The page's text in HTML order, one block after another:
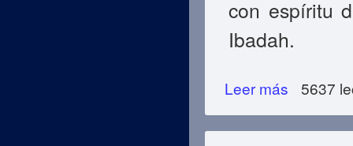
con espíritu
Ibadah.
Leer más sobre La
5637